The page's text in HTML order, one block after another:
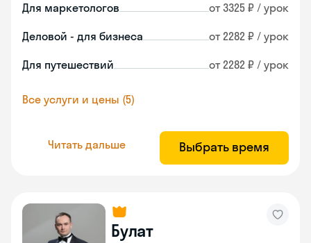
Для маркетологов от 3325 ₽ / урок
Деловой - для бизнеса от 2282 ₽ / урок
Для путешествий от 2282 ₽ / урок
Все услуги и цены (5)
Читать дальше Выбрать время
Булат